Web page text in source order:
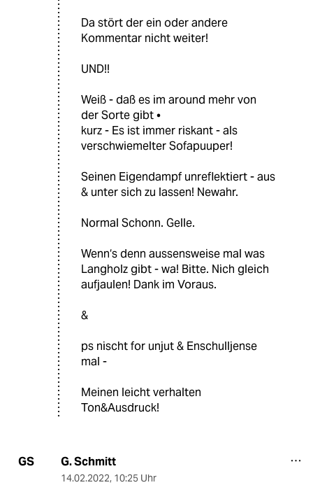
Da stört der ein oder andere
Kommentar nicht weiter!
UND!!
Weiß - daß es im around mehr von
der Sorte gibt •
kurz - Es ist immer riskant - als
verschwiemelter Sofapuuper!
Seinen Eigendampf unreflektiert - aus
& unter sich zu lassen! Newahr.
Normal Schonn. Gelle.
Wenn‘s denn aussensweise mal was
Langholz gibt - wa! Bitte. Nich gleich
aufjaulen! Dank im Voraus.
&
ps nischt for unjut & Enschulljense
mal -
Meinen leicht verhalten
Ton&Ausdruck!
GS G. Schmitt
14.02.2022, 10:25 Uhr